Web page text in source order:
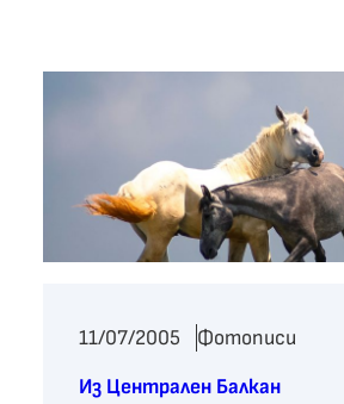
11/07/2005
Фотописи
Из Централен Балкан